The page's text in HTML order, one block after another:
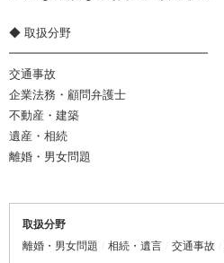
◆ 取扱分野
━━━━━━━━━━━━━━━━━
交通事故
企業法務・顧問弁護士
不動産・建築
遺産・相続
離婚・男女問題
取扱分野
離婚・男女問題
相続・遺言 交通事故